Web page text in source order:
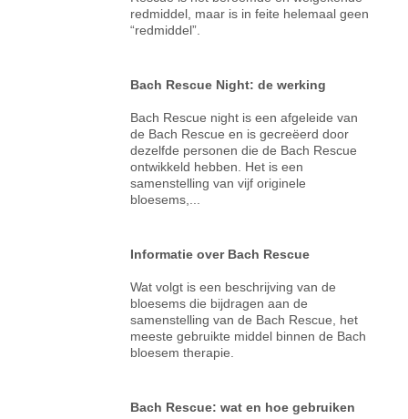
redmiddel, maar is in feite helemaal geen
“redmiddel”.
Bach Rescue Night: de werking
Bach Rescue night is een afgeleide van
de Bach Rescue en is gecreëerd door
dezelfde personen die de Bach Rescue
ontwikkeld hebben. Het is een
samenstelling van vijf originele
bloesems,...
Informatie over Bach Rescue
Wat volgt is een beschrijving van de
bloesems die bijdragen aan de
samenstelling van de Bach Rescue, het
meeste gebruikte middel binnen de Bach
bloesem therapie.
Bach Rescue: wat en hoe gebruiken